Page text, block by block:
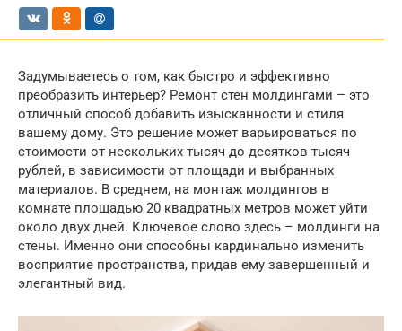
Задумываетесь о том, как быстро и эффективно
преобразить интерьер? Ремонт стен молдингами – это
отличный способ добавить изысканности и стиля
вашему дому. Это решение может варьироваться по
стоимости от нескольких тысяч до десятков тысяч
рублей, в зависимости от площади и выбранных
материалов. В среднем, на монтаж молдингов в
комнате площадью 20 квадратных метров может уйти
около двух дней. Ключевое слово здесь – молдинги на
стены. Именно они способны кардинально изменить
восприятие пространства, придав ему завершенный и
элегантный вид.